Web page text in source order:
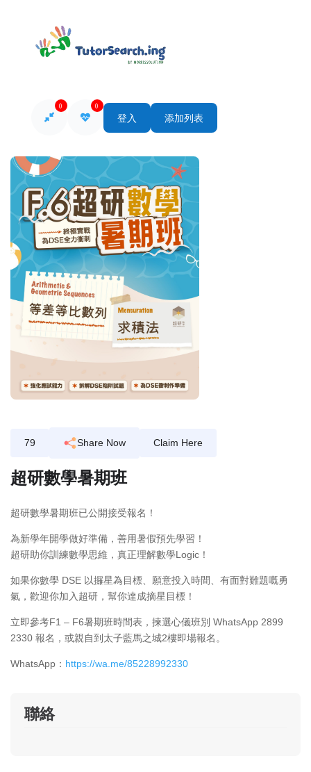
0 0
登入 添加列表
79 Share Now Claim Here
超研數學暑期班
超研數學暑期班已公開接受報名！
為新學年開學做好準備，善用暑假預先學習！
超研助你訓練數學思維，真正理解數學Logic！
如果你數學 DSE 以攞星為目標、願意投入時間、有面對難題嘅勇
氣，歡迎你加入超研，幫你達成摘星目標！
立即參考F1 – F6暑期班時間表，揀選心儀班別 WhatsApp 2899
2330 報名，或親自到太子藍馬之城2樓即場報名。
WhatsApp： https://wa.me/85228992330
聯絡